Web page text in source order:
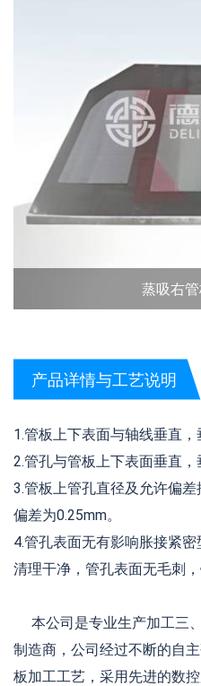
蒸吸右
产品详情与工艺说明
1.管板上下表面与轴线垂直，
2.管孔与管板上下表面垂直，
3.管板上管孔直径及允许偏
偏差为0.25mm。
4.管孔表面无有影响胀接紧
清理干净，管孔表面无毛刺
本公司是专业生产加工三
制造商，公司经过不断的自
板加工工艺，采用先进的数